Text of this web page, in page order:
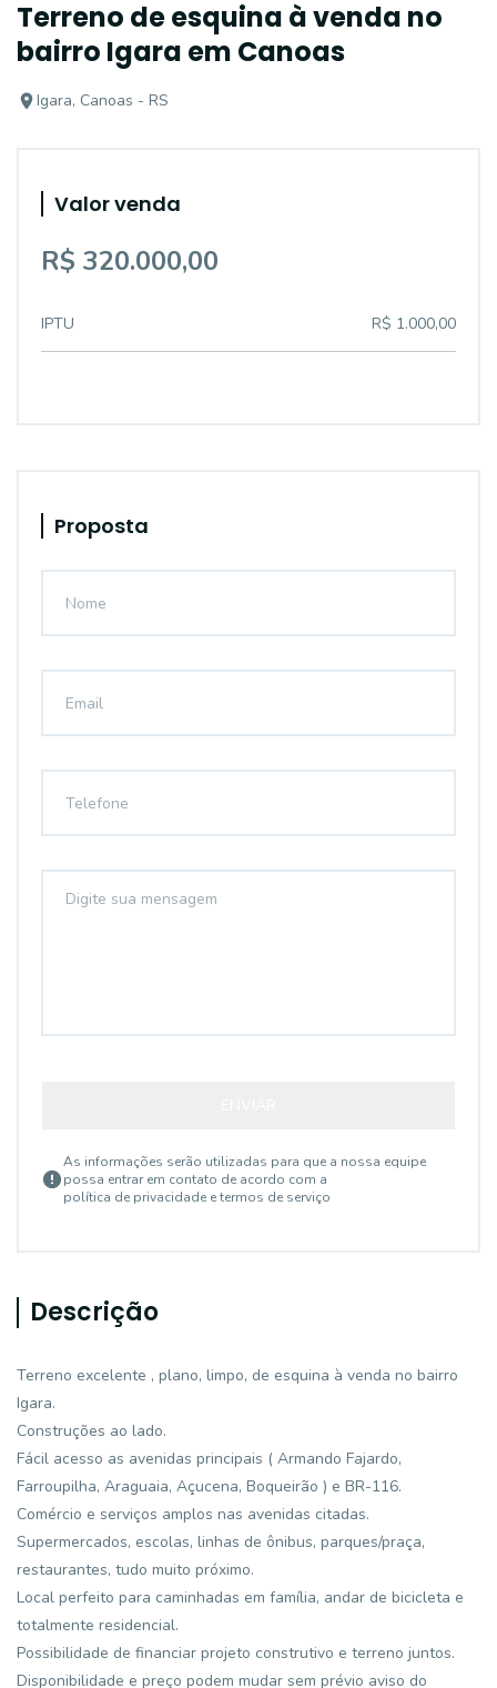
Terreno de esquina à venda no
bairro Igara em Canoas
Igara, Canoas - RS
Valor venda
R$ 320.000,00
IPTU R$ 1.000,00
Proposta
As informações serão utilizadas para que a nossa equipe
possa entrar em contato de acordo com a
política de privacidade e termos de serviço
Descrição
Terreno excelente , plano, limpo, de esquina à venda no bairro
Igara.
Construções ao lado.
Fácil acesso as avenidas principais ( Armando Fajardo,
Farroupilha, Araguaia, Açucena, Boqueirão ) e BR-116.
Comércio e serviços amplos nas avenidas citadas.
Supermercados, escolas, linhas de ônibus, parques/praça,
restaurantes, tudo muito próximo.
Local perfeito para caminhadas em família, andar de bicicleta e
totalmente residencial.
Possibilidade de financiar projeto construtivo e terreno juntos.
Disponibilidade e preço podem mudar sem prévio aviso do